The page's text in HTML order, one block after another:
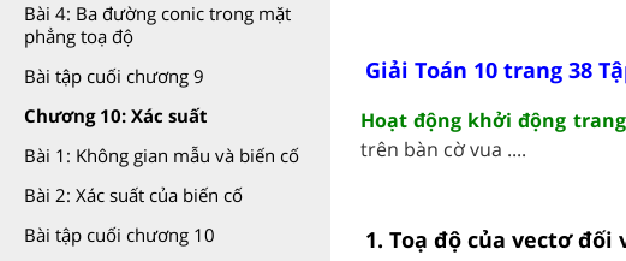
Bài 4: Ba đường conic trong mặt
phẳng toạ độ
Bài tập cuối chương 9
Chương 10: Xác suất
Bài 1: Không gian mẫu và biến cố
Bài 2: Xác suất của biến cố
Bài tập cuối chương 10
Giải Toán 10 trang 38
Hoạt động khởi động
trên bàn cờ vua ....
1. Toạ độ của vectơ